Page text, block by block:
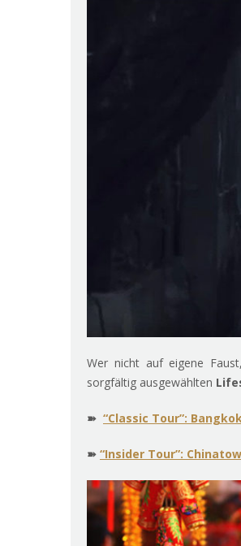
Wer nicht auf eigene
sorgfältig ausgewählten
➽ “Classic Tour”:
➽ “Insider Tour”: